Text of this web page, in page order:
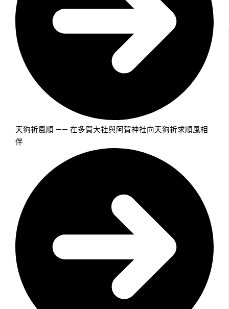
天狗祈風順 —— 在多賀大社與阿賀神社向天狗祈求順風相
伴